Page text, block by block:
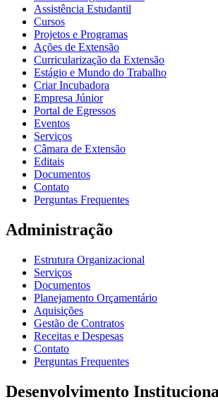
Assistência Estudantil
Cursos
Projetos e Programas
Ações de Extensão
Curricularização da Extensão
Estágio e Mundo do Trabalho
Criar Incubadora
Empresa Júnior
Portal de Egressos
Eventos
Serviços
Câmara de Extensão
Editais
Documentos
Contato
Perguntas Frequentes
Administração
Estrutura Organizacional
Serviços
Documentos
Planejamento Orçamentário
Aquisições
Gestão de Contratos
Receitas e Despesas
Contato
Perguntas Frequentes
Desenvolvimento